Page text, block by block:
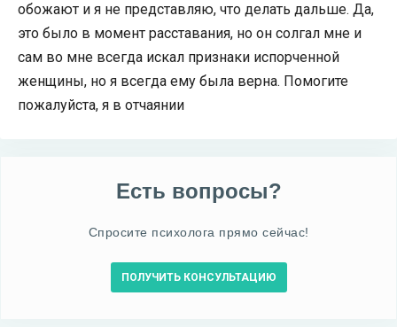
обожают и я не представляю, что делать дальше. Да,
это было в момент расставания, но он солгал мне и
сам во мне всегда искал признаки испорченной
женщины, но я всегда ему была верна. Помогите
пожалуйста, я в отчаянии
Есть вопросы?
Спросите психолога прямо сейчас!
ПОЛУЧИТЬ КОНСУЛЬТАЦИЮ